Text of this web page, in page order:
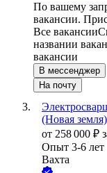
По вашему
вакансии.
Все вакансии
названии
вакансии
В мессенджер
На почту
(Новая земля)
от 258 000 ₽
Опыт 3-6 лет
Вахта